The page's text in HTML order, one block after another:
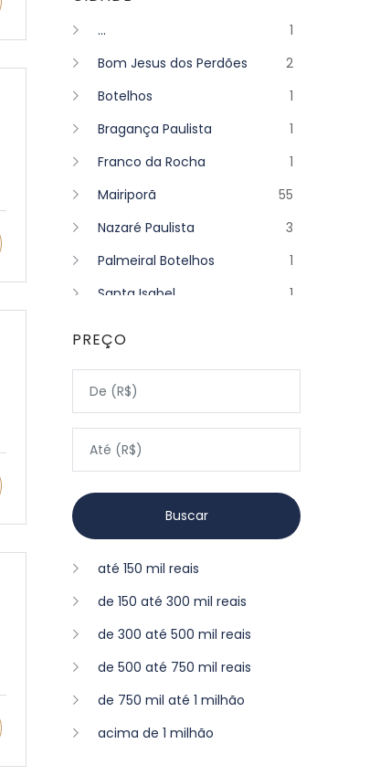
...
1
Bom Jesus dos Perdões
2
Botelhos
1
Bragança Paulista
1
Franco da Rocha
1
Mairiporã
55
Nazaré Paulista
3
Palmeiral Botelhos
1
Santa Isabel
1
PREÇO
até 150 mil reais
de 150 até 300 mil reais
de 300 até 500 mil reais
de 500 até 750 mil reais
de 750 mil até 1 milhão
acima de 1 milhão